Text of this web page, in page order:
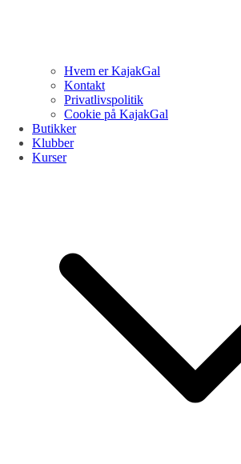
Hvem er KajakGal
Kontakt
Privatlivspolitik
Cookie på KajakGal
Butikker
Klubber
Kurser